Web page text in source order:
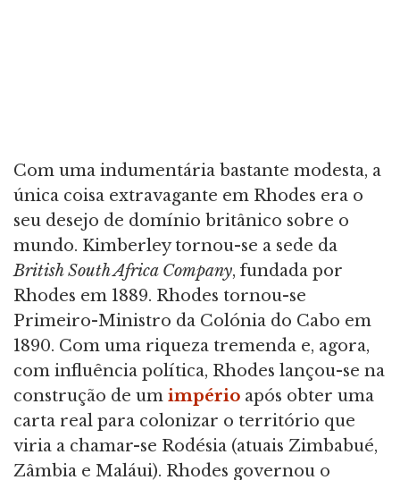
Com uma indumentária bastante modesta, a
única coisa extravagante em Rhodes era o
seu desejo de domínio britânico sobre o
mundo. Kimberley tornou-se a sede da
British South Africa Company, fundada por
Rhodes em 1889. Rhodes tornou-se
Primeiro-Ministro da Colónia do Cabo em
1890. Com uma riqueza tremenda e, agora,
com influência política, Rhodes lançou-se na
construção de um império após obter uma
carta real para colonizar o território que
viria a chamar-se Rodésia (atuais Zimbabué,
Zâmbia e Maláui). Rhodes governou o